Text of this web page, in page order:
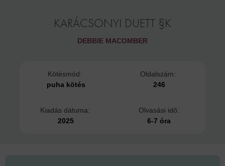
KARÁCSONYI DUETT §K
DEBBIE MACOMBER
Kötésmód:
puha kötés
Oldalszám:
246
Kiadás dátuma:
2025
Olvasási idő:
6-7 óra